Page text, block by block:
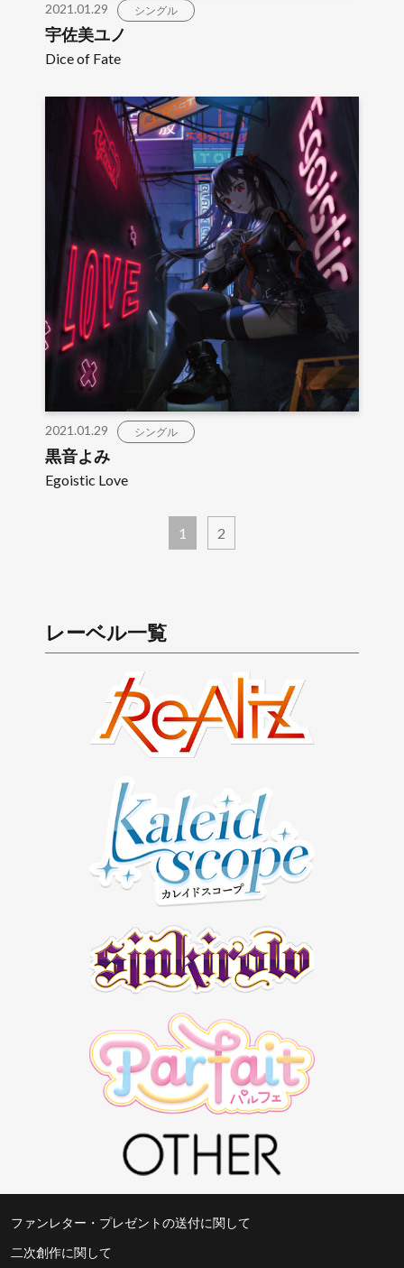
2021.01.29 シングル
宇佐美ユノ
Dice of Fate
2021.01.29 シングル
黒音よみ
Egoistic Love
1 2
レーベル一覧
ファンレター・プレゼントの送付に関して
二次創作に関して